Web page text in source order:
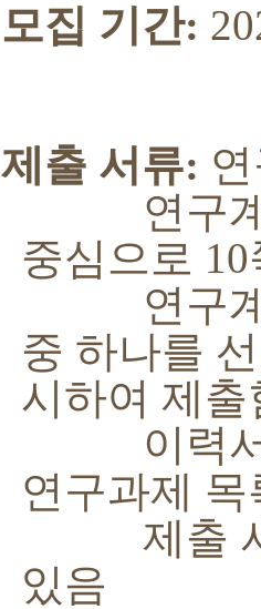
모집 기간:
제출 서류:
연구계획
중심으로 10
연구계
중 하나를
시하여 제출
이력서
연구과제
제출 서류
있음